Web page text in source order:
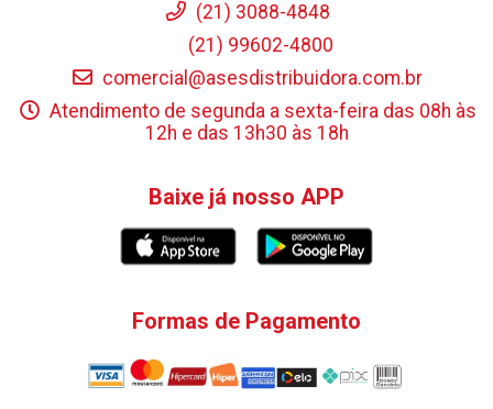
(21) 3088-4848
(21) 99602-4800
comercial@asesdistribuidora.com.br
Atendimento de segunda a sexta-feira das 08h às
12h e das 13h30 às 18h
Baixe já nosso APP
Formas de Pagamento